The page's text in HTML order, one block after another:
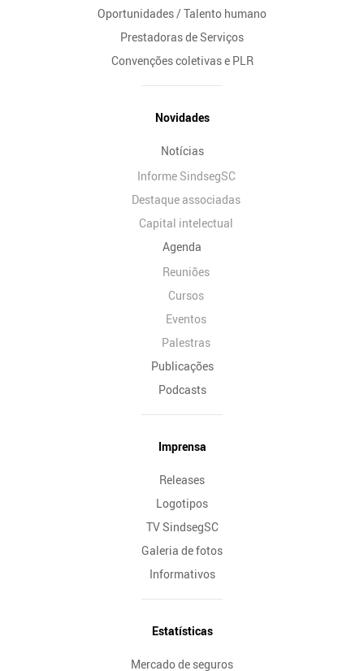
Oportunidades / Talento humano
Prestadoras de Serviços
Convenções coletivas e PLR
Novidades
Notícias
Informe SindsegSC
Destaque associadas
Capital intelectual
Agenda
Reuniões
Cursos
Eventos
Palestras
Publicações
Podcasts
Imprensa
Releases
Logotipos
TV SindsegSC
Galeria de fotos
Informativos
Estatísticas
Mercado de seguros